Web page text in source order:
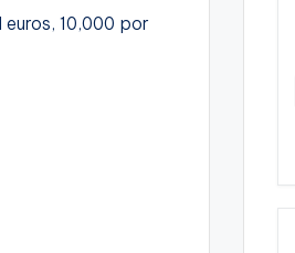
10,000 por